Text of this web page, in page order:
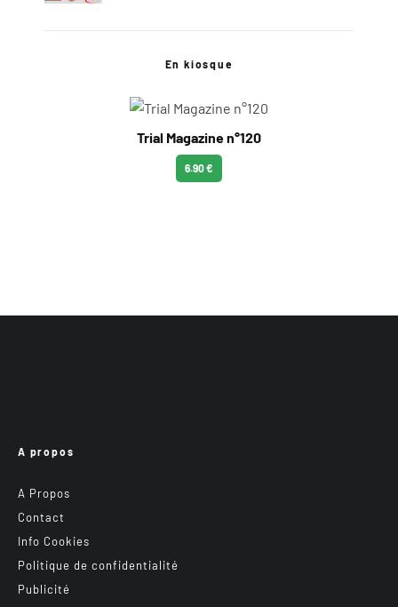
En kiosque
Trial Magazine n°120
6.90 €
A propos
A Propos
Contact
Info Cookies
Politique de confidentialité
Publicité